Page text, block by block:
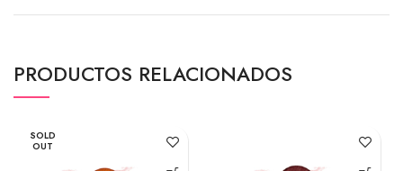
PRODUCTOS RELACIONADOS
SOLD
OUT